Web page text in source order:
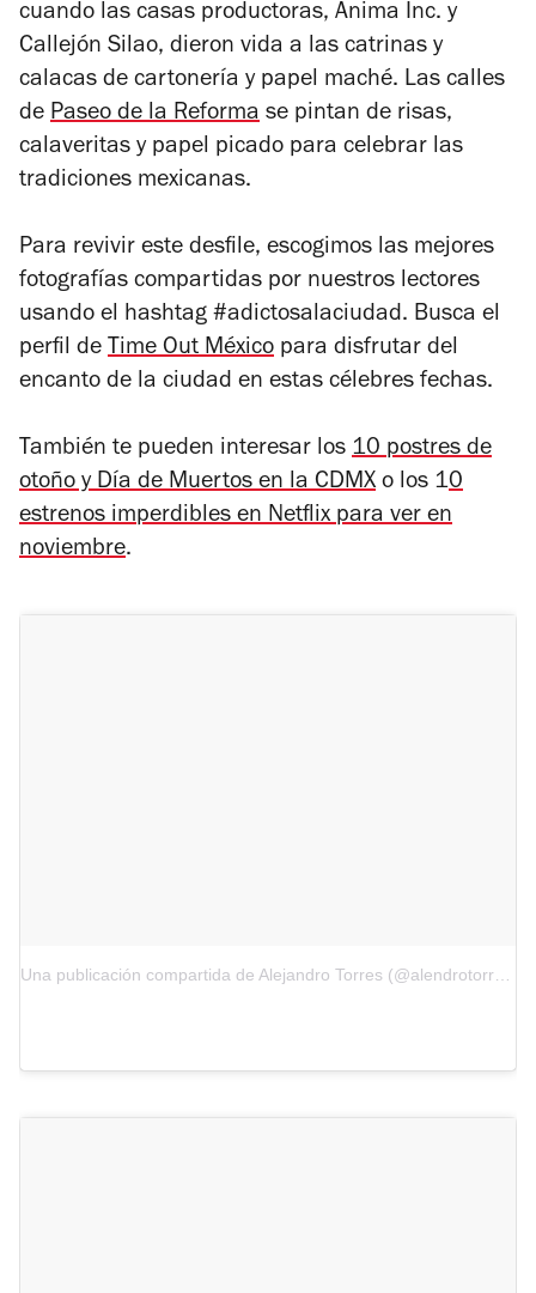
cuando las casas productoras, Anima Inc. y
Callejón Silao, dieron vida a las catrinas y
calacas de cartonería y papel maché. Las calles
de Paseo de la Reforma se pintan de risas,
calaveritas y papel picado para celebrar las
tradiciones mexicanas.
Para revivir este desfile, escogimos las mejores
fotografías compartidas por nuestros lectores
usando el hashtag #adictosalaciudad. Busca el
perfil de Time Out México para disfrutar del
encanto de la ciudad en estas célebres fechas.
También te pueden interesar los 10 postres de
otoño y Día de Muertos en la CDMX o los 10
estrenos imperdibles en Netflix para ver en
noviembre.